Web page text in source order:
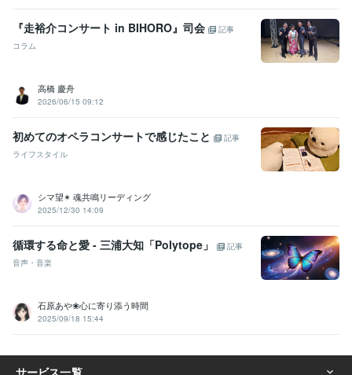
『走裕介コンサート in BIHORO』司会
記事
コラム
高橋 慶舟
2026/06/15 09:12
初めてのオペラコンサートで感じたこと
記事
ライフスタイル
シマ望✴ 魂共鳴リーディング
2025/12/30 14:09
循環する命と愛 - 三浦大知「Polytope」
記事
音声・音楽
石原あや❀心に寄り添う時間
2025/09/18 15:44